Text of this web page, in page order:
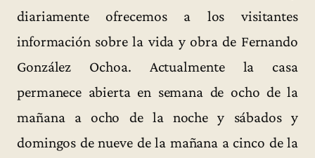
diariamente ofrecemos a los visitantes
información sobre la vida y obra de Fernando
González Ochoa. Actualmente la casa
permanece abierta en semana de ocho de la
mañana a ocho de la noche y sábados y
domingos de nueve de la mañana a cinco de la